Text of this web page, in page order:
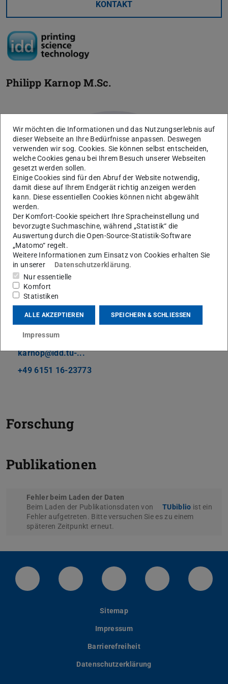
KONTAKT
Philipp KarnopM.Sc.
Kontakt
karnop@idd.tu-...
+49 6151 16-23773
Forschung
Publikationen
Fehler beim Laden der Daten
Beim Laden der Publikationsdaten von
TUbiblio ist ein
Fehler aufgetreten. Bitte versuchen Sie es zu einem
späteren Zeitpunkt erneut.
LinkedIn-Seite der TU Darmstadt
Instagram-Kanal der TU
Bluesky-Kanal der TU
Facebook-
Sitemap
Impressum
Barrierefreiheit
Datenschutzerklärung
Wir möchten die Informationen und das Nutzungserlebnis auf
dieser Webseite an Ihre Bedürfnisse anpassen. Deswegen
verwenden wir sog. Cookies. Sie können selbst entscheiden,
welche Cookies genau bei Ihrem Besuch unserer Webseiten
gesetzt werden sollen.
Einige Cookies sind für den Abruf der Website notwendig,
damit diese auf Ihrem Endgerät richtig anzeigen werden
kann. Diese essentiellen Cookies können nicht abgewählt
werden.
Der Komfort-Cookie speichert Ihre Spracheinstellung und
bevorzugte Suchmaschine, während „Statistik“ die
Auswertung durch die Open-Source-Statistik-Software
„Matomo“ regelt.
Weitere Informationen zum Einsatz von Cookies erhalten Sie
in unserer
Datenschutzerklärung.
Nur essentielle
Komfort
Statistiken
ALLE AKZEPTIEREN SPEICHERN & SCHLIESSEN
Impressum